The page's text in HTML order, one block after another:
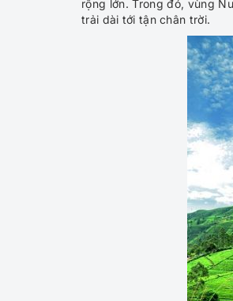
rộng lớn. Trong đó, vùng
trải dài tới tận chân trời.